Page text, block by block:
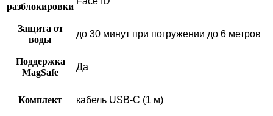
разблокировки
Защита от
воды
до 30 минут при погружении до 6 метров
Поддержка
MagSafe
Да
Комплект кабель USB-С (1 м)